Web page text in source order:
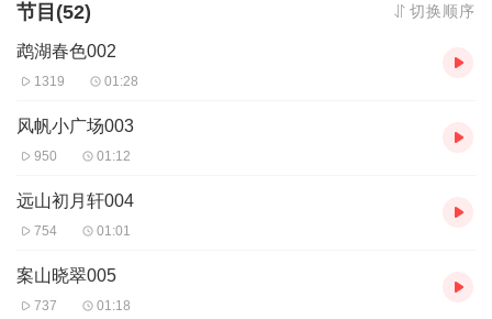
节目(52) 切换顺序
鹉湖春色002
1319 01:28
风帆小广场003
950 01:12
远山初月轩004
754 01:01
案山晓翠005
737 01:18